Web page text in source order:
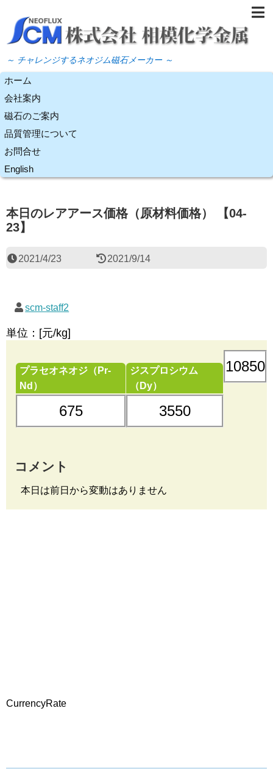
～ チャレンジするネオジム磁石メーカー ～
ホーム
会社案内
磁石のご案内
品質管理について
お問合せ
English
本日のレアアース価格（原材料価格） 【04-
23】
2021/4/23 2021/9/14
scm-staff2
単位：[元/kg]
プラセオネオジ（Pr-
Nd）
675
ジスプロシウム
（Dy）
3550
10850
コメント
本日は前日から変動はありません
CurrencyRate